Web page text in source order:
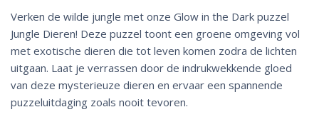
Verken de wilde jungle met onze Glow in the Dark puzzel
Jungle Dieren! Deze puzzel toont een groene omgeving vol
met exotische dieren die tot leven komen zodra de lichten
uitgaan. Laat je verrassen door de indrukwekkende gloed
van deze mysterieuze dieren en ervaar een spannende
puzzeluitdaging zoals nooit tevoren.